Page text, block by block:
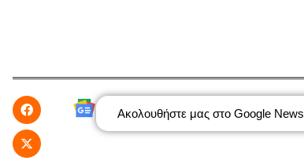
Ακολουθήστε μας στο Google News